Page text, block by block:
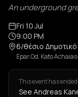
An underground
Fri 10 Jul
9:00 PM
6/θέσιο
Epar.Od. Kato
This event has ended
See Andreas